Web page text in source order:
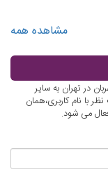
مشاهده همه
در تهران به سایر
با نام کاربری،همان
می شود.